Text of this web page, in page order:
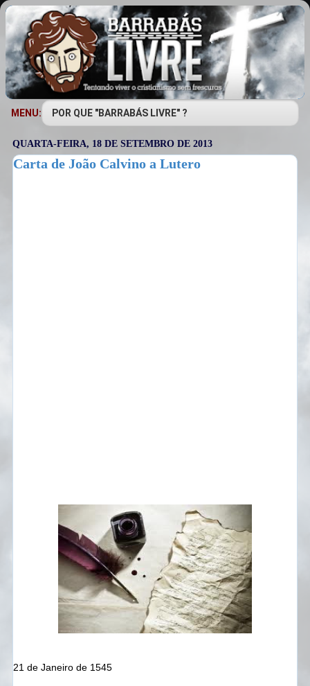
MENU:
QUARTA-FEIRA, 18 DE SETEMBRO DE 2013
Carta de João Calvino a Lutero
21 de Janeiro de 1545